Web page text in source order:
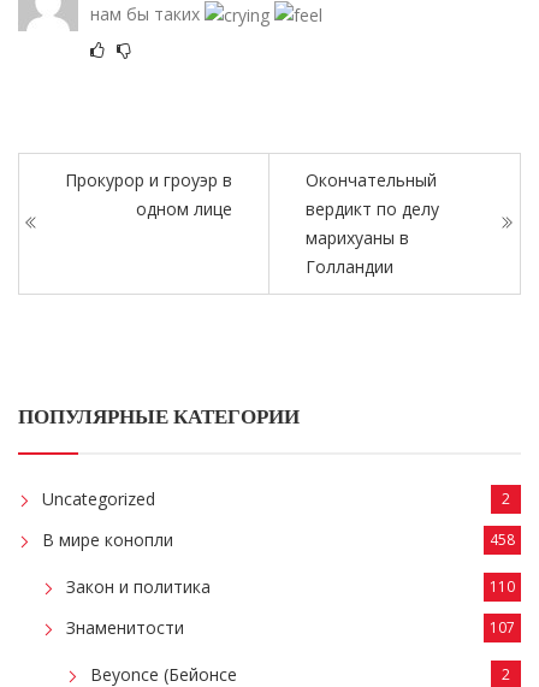
нам бы таких
Прокурор и гроуэр в
одном лице
Окончательный
вердикт по делу
марихуаны в
Голландии
ПОПУЛЯРНЫЕ КАТЕГОРИИ
Uncategorized 2
В мире конопли 458
Закон и политика 110
Знаменитости 107
Beyonce (Бейонсе 2